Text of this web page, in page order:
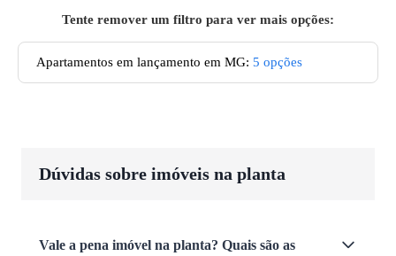
Tente remover um filtro para ver mais opções:
Apartamentos em lançamento em MG: 5 opções
Dúvidas sobre imóveis na planta
Vale a pena imóvel na planta? Quais são as